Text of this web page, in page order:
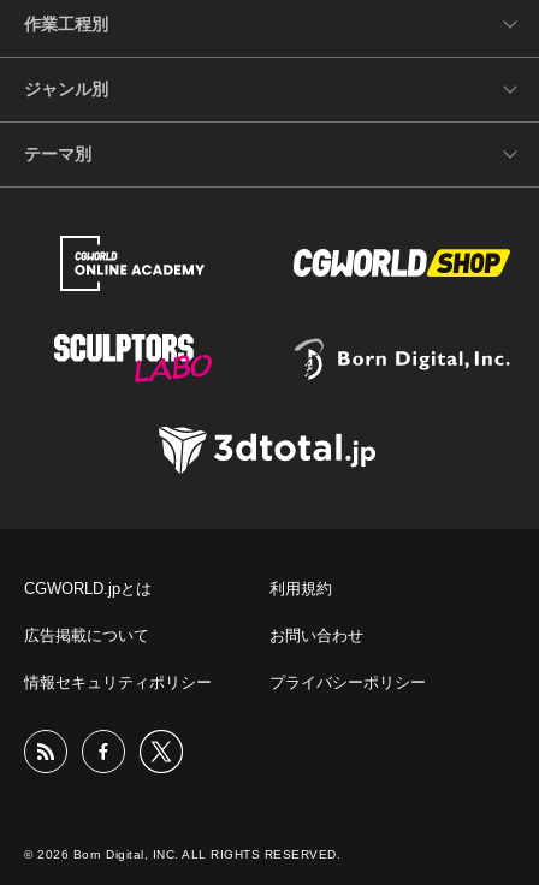
作業工程別
ジャンル別
テーマ別
CGWORLD.jpとは 利用規約
広告掲載について お問い合わせ
情報セキュリティポリシー プライバシーポリシー
© 2026 Born Digital, INC. ALL RIGHTS RESERVED.